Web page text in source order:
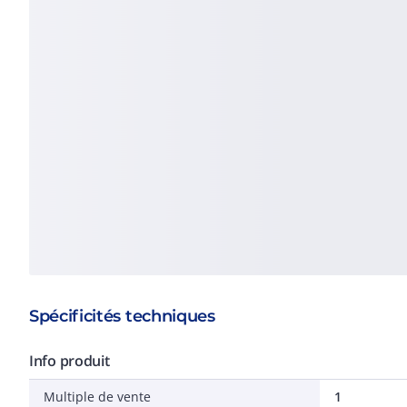
Spécificités techniques
Info produit
Multiple de vente 1